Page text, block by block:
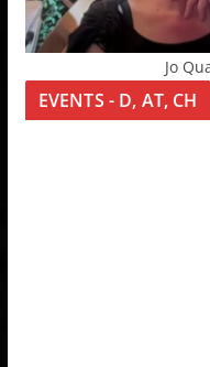
Jo
EVENTS - D, AT, CH